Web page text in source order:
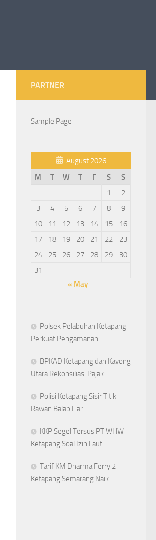
PARTNER
Sample Page
August 2026
M
T W T F S
S
1
2
3
4 5 6 7 8
9
10
11 12 13 14 15
16
17
18 19 20 21 22
23
24
25 26 27 28 29
30
31
« May
Polsek Pelabuhan Ketapang
Perkuat Pengamanan
BPKAD Ketapang dan Kayong
Utara Rekonsiliasi Pajak
Polisi Ketapang Sisir Titik
Rawan Balap Liar
KKP Segel Tersus PT WHW
Ketapang Soal Izin Laut
Tarif KM Dharma Ferry 2
Ketapang Semarang Naik